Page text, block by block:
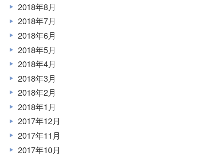
2018年8月
2018年7月
2018年6月
2018年5月
2018年4月
2018年3月
2018年2月
2018年1月
2017年12月
2017年11月
2017年10月